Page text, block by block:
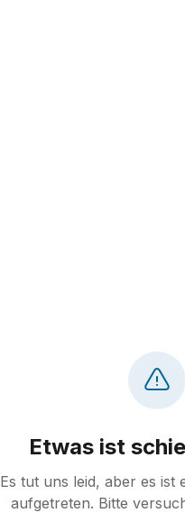
Etwas ist
Es tut uns leid, aber es ist
aufgetreten. Bitte